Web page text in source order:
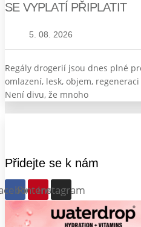
SE VYPLATÍ PŘIPLATIT
5. 08. 2026
Regály drogerií jsou dnes plné
omlazení, lesk, objem,
Není divu, že mnoho
Přidejte se k nám
PinterestInstagram